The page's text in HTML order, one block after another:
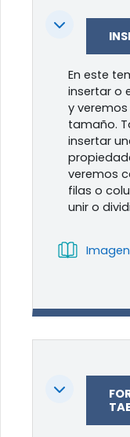
Colapsar
En este
insertar o
y
tamaño.
insertar
veremos
filas o
unir o
Colapsar